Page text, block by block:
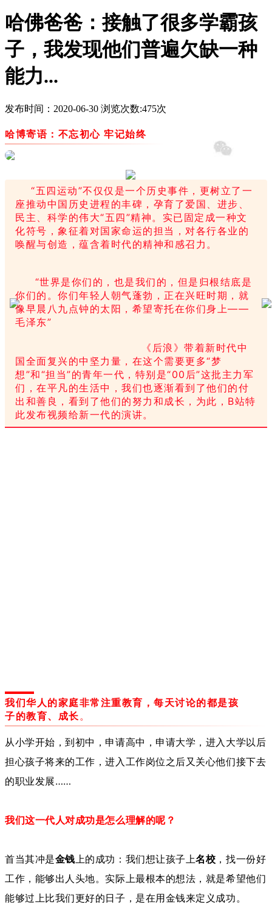
哈佛爸爸：接触了很多学霸孩
子，我发现他们普遍欠缺一种
能力...
发布时间：2020-06-30 浏览次数:475次
哈博寄语：不忘初心 牢记始终
“五四运动”不仅仅是一个历史事件，更树立了一
座推动中国历史进程的丰碑，孕育了爱国、进步、
民主、科学的伟大“五四”精神。实已固定成一种文
化符号，象征着对国家命运的担当，对各行各业的
唤醒与创造，蕴含着时代的精神和感召力。
“世界是你们的，也是我们的，但是归根结底是
你们的。你们年轻人朝气蓬勃，正在兴旺时期，就
像早晨八九点钟的太阳，希望寄托在你们身上——
毛泽东”
《后浪》带着新时代中
国全面复兴的中坚力量，在这个需要更多“梦
想”和“担当”的青年一代，特别是“00后”这批主力军
们，在平凡的生活中，我们也逐渐看到了他们的付
出和善良，看到了他们的努力和成长，为此，B站特
此发布视频给新一代的演讲。
我们华人的家庭非常注重教育，每天讨论的都是孩
子的教育、成长。
从小学开始，到初中， 申请高中，申请大学，进入大学以后
担心孩子将来的工作，进入工作岗位之后又关心他们接下去
的职业发展……
我们这一代人对成功是怎么理解的呢？
首当其冲是金钱上的成功：我们想让孩子上名校 ，找一份好
工作，能够出人头地。实际上最根本的想法，就是希望他们
能够过上比我们更好的日子，是在用金钱来定义成功。